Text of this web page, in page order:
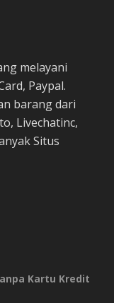
melayani
Paypal.
barang dari
Livechatinc,
Situs
Kartu Kredit